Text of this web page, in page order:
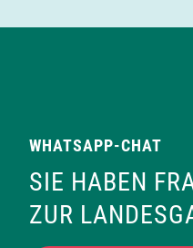
WHATSAPP-CHAT
SIE HABEN
ZUR